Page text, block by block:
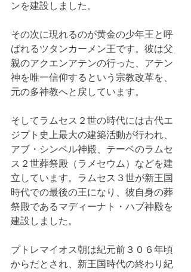
ンを建設しました。
その次に現れるのが黄金の少年王と呼
ばれるツタンカーメン王です。彼は父
親のアクエンアテンの行った、アテン
神を唯一信仰するという宗教改革を、
元の多神教へと戻しています。
そしてラムセス２世の時代には古代エ
ジプト史上最大の建築活動が行われ、
アブ・シンベル神殿、テーベのラムセ
ス２世葬祭殿（ラメセウム）などを建
立しています。ラムセス３世が新王国
時代での最後の王になり、彼自身の葬
祭殿であるマディーナト・ハブ神殿を
建設しました。
プトレマイオス朝は紀元前３０６年頃
からだとされ、新王国時代の終わり紀